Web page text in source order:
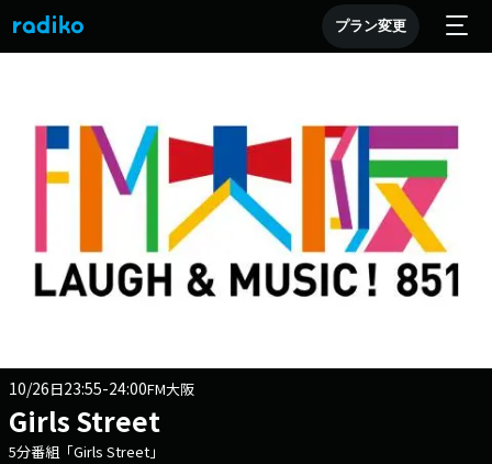
プラン変更
10/26日23:55-24:00FM大阪
Girls Street
5分番組「Girls Street」